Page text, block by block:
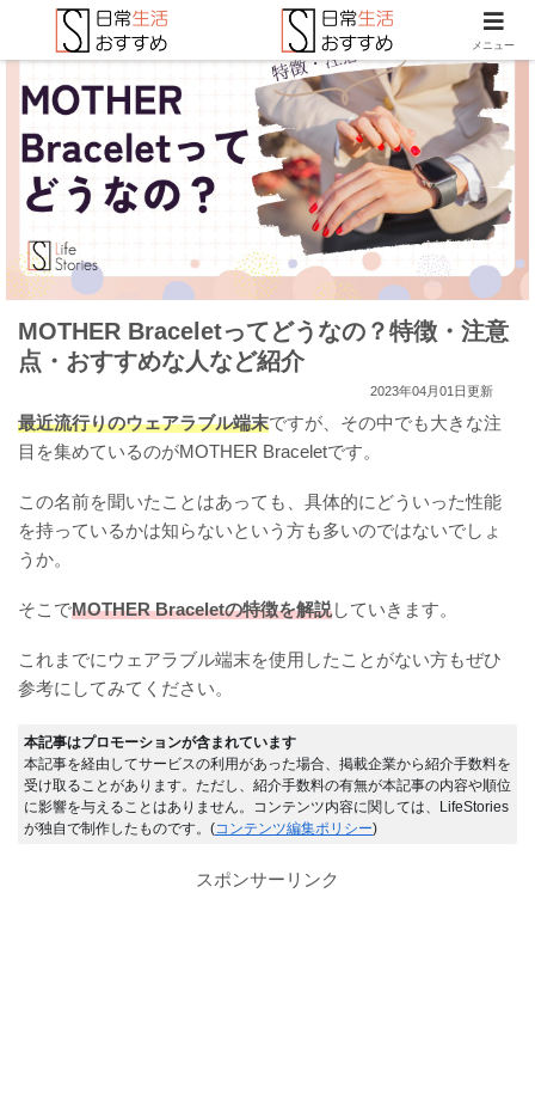
MOTHER Braceletってどうなの？特徴・注意
点・おすすめな人など紹介
2023年04月01日更新
最近流行りのウェアラブル端末ですが、その中でも大きな注
目を集めているのがMOTHER Braceletです。
この名前を聞いたことはあっても、具体的にどういった性能
を持っているかは知らないという方も多いのではないでしょ
うか。
そこでMOTHER Braceletの特徴を解説していきます。
これまでにウェアラブル端末を使用したことがない方もぜひ
参考にしてみてください。
本記事はプロモーションが含まれています
本記事を経由してサービスの利用があった場合、掲載企業から紹介手数料を
受け取ることがあります。ただし、紹介手数料の有無が本記事の内容や順位
に影響を与えることはありません。コンテンツ内容に関しては、LifeStories
が独自で制作したものです。(コンテンツ編集ポリシー)
スポンサーリンク
メニュー